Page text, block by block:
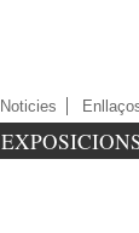
Noticies